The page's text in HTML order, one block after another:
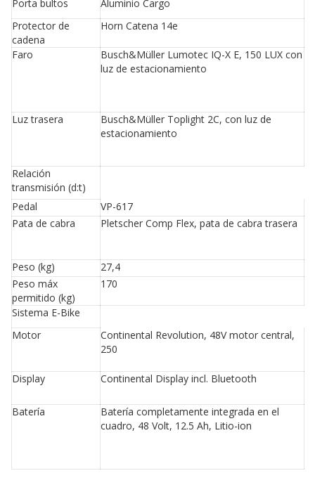
Porta bultos
Aluminio Cargo
Protector de
cadena
Horn Catena 14e
Faro
Busch&Müller Lumotec IQ-X E, 150 LUX con
luz de estacionamiento
Luz trasera
Busch&Müller Toplight 2C, con luz de
estacionamiento
Relación
transmisión (d:t)
Pedal
VP-617
Pata de cabra
Pletscher Comp Flex, pata de cabra trasera
Peso (kg)
27,4
Peso máx
permitido (kg)
170
Sistema E-Bike
Motor
Continental Revolution, 48V motor central,
250
Display Continental Display incl. Bluetooth
Batería
Batería completamente integrada en el
cuadro, 48 Volt, 12.5 Ah, Litio-ion